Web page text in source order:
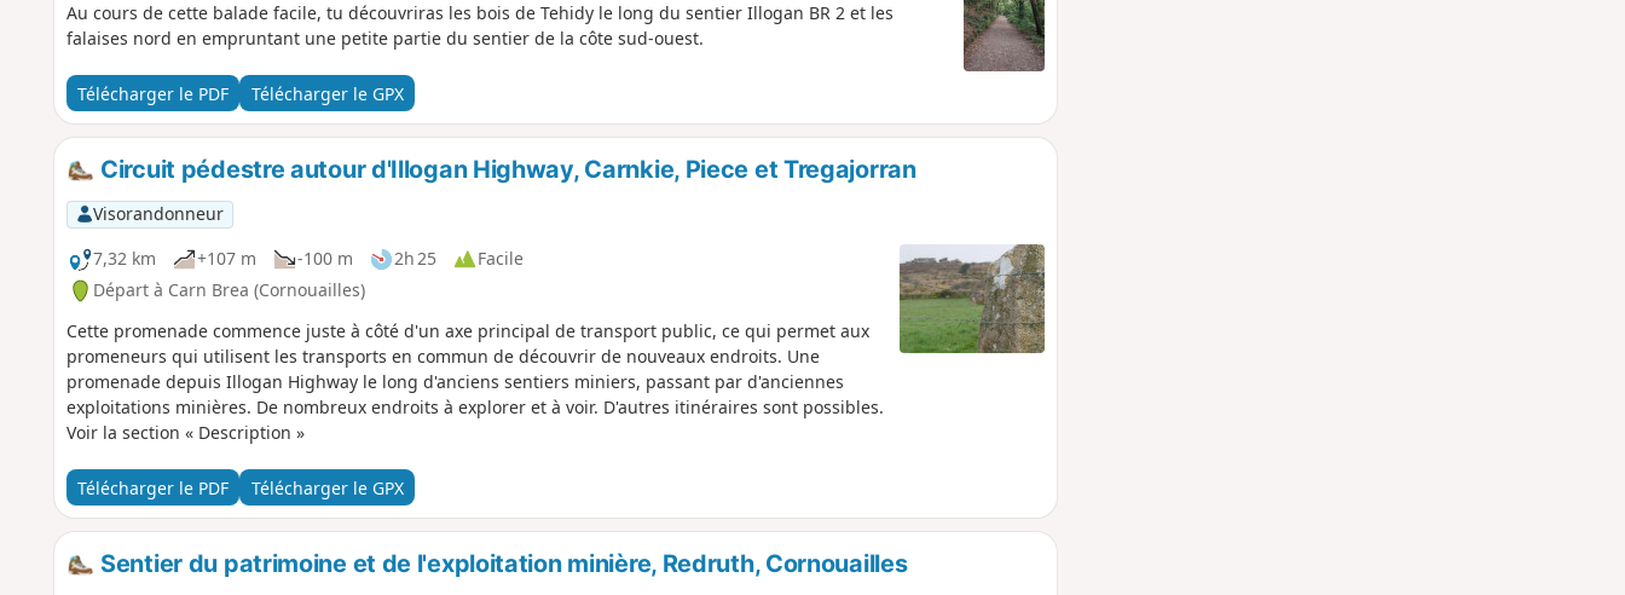
Au cours de cette balade facile, tu découvriras les bois de Tehidy le long du sentier Illogan BR 2 et les
falaises nord en empruntant une petite partie du sentier de la côte sud-ouest.
Télécharger le PDF Télécharger le GPX
Circuit pédestre autour d'Illogan Highway, Carnkie, Piece et Tregajorran
Visorandonneur
7,32 km
+107 m -100 m 2h 25
Facile
Départ à Carn Brea (Cornouailles)
Cette promenade commence juste à côté d'un axe principal de transport public, ce qui permet aux
promeneurs qui utilisent les transports en commun de découvrir de nouveaux endroits. Une
promenade depuis Illogan Highway le long d'anciens sentiers miniers, passant par d'anciennes
exploitations minières. De nombreux endroits à explorer et à voir. D'autres itinéraires sont possibles.
Voir la section « Description »
Télécharger le PDF Télécharger le GPX
Sentier du patrimoine et de l'exploitation minière, Redruth, Cornouailles